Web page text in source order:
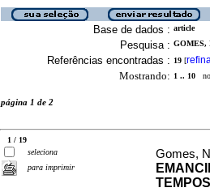
Base de dados : article
Pesquisa : GOMES,
Referências encontradas : 19 [
Mostrando: 1 .. 10
página 1 de 2
1 / 19
seleciona
para imprimir
Gomes,